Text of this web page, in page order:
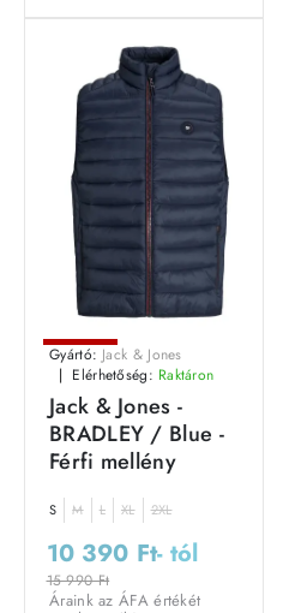
Leárazás
Gyártó: Jack & Jones
Elérhetőség: Raktáron
Jack & Jones -
BRADLEY / Blue -
Férfi mellény
S M L XL 2XL
10 390 Ft- tól
15 990 Ft
Áraink az ÁFA értékét